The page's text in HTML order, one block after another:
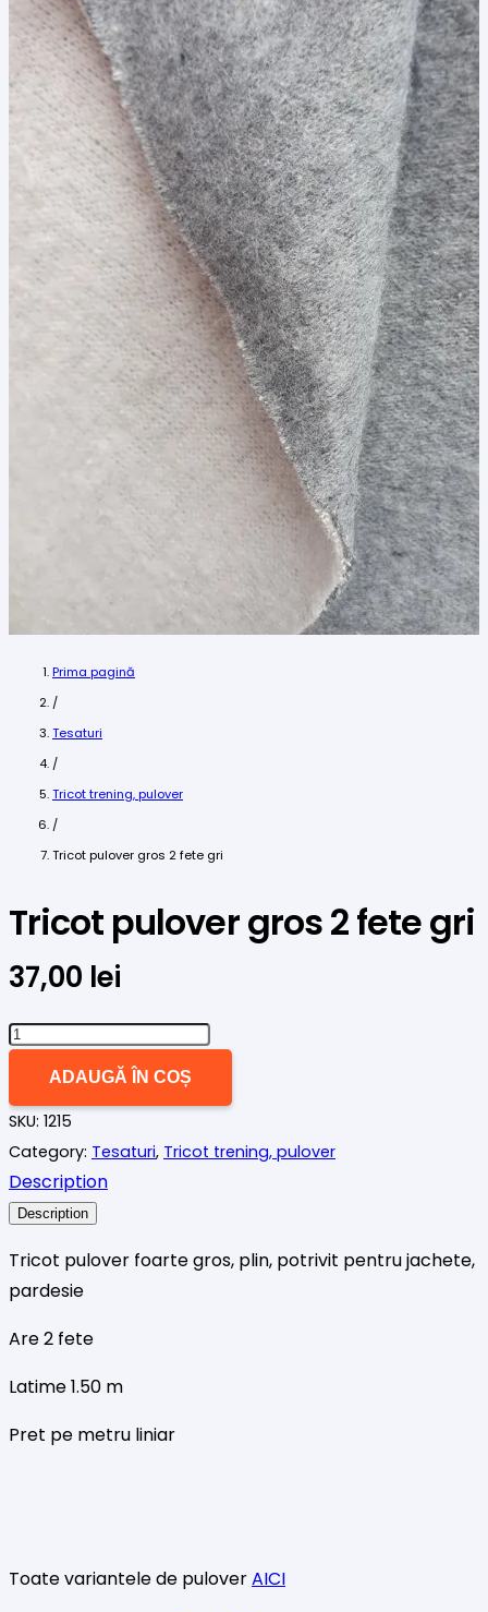
Prima pagină
/
Tesaturi
/
Tricot trening, pulover
/
Tricot pulover gros 2 fete gri
Tricot pulover gros 2 fete gri
37,00 lei
Cantitate
gros
2
fete
gri
ADAUGĂ ÎN COȘ
SKU: 1215
Category: Tesaturi, Tricot trening, pulover
Description
Description
Tricot pulover foarte gros, plin, potrivit pentru jachete,
pardesie
Are 2 fete
Latime 1.50 m
Pret pe metru liniar
Toate variantele de puloverAICI